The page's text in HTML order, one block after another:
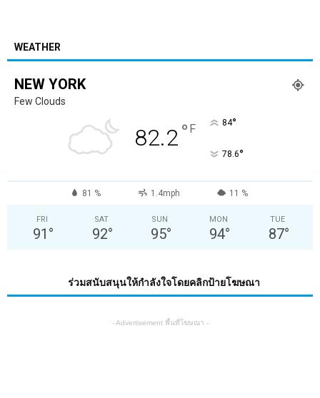
WEATHER
NEW YORK
Few Clouds
82.2° F 84°
78.6°
81 % 1.4mph 11 %
FRI
91 °
SAT
92°
SUN
95°
MON
94°
TUE
87°
ร่วมสนับสนุนให้กำลังใจโดยคลิกป้ายโฆษณา
- Advertisement พื้นที่โฆษณา -